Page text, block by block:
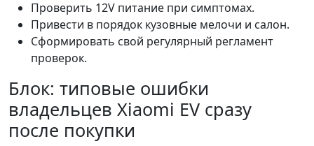
Проверить 12V питание при симптомах.
Привести в порядок кузовные мелочи и салон.
Сформировать свой регулярный регламент
проверок.
Блок: типовые ошибки
владельцев Xiaomi EV сразу
после покупки